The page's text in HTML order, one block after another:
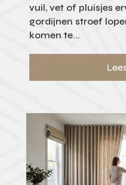
vuil, vet of pluisjes
gordijnen stroef
komen te...